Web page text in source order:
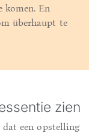
En
überhaupt te
zien
een opstelling